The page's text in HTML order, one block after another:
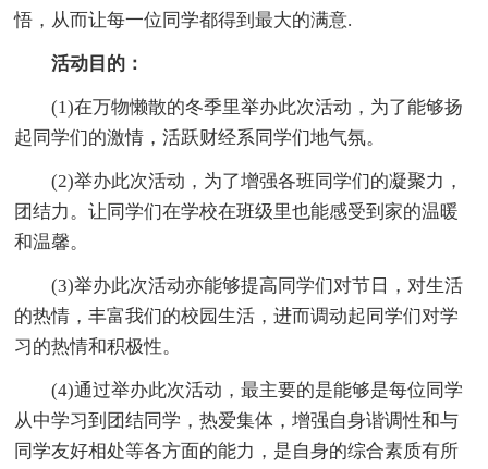
悟，从而让每一位同学都得到最大的满意.
活动目的：
(1)在万物懒散的冬季里举办此次活动，为了能够扬
起同学们的激情，活跃财经系同学们地气氛。
(2)举办此次活动，为了增强各班同学们的凝聚力，
团结力。让同学们在学校在班级里也能感受到家的温暖
和温馨。
(3)举办此次活动亦能够提高同学们对节日，对生活
的热情，丰富我们的校园生活，进而调动起同学们对学
习的热情和积极性。
(4)通过举办此次活动，最主要的是能够是每位同学
从中学习到团结同学，热爱集体，增强自身谐调性和与
同学友好相处等各方面的能力，是自身的综合素质有所